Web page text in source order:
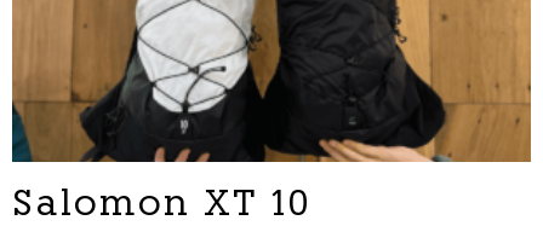
Salomon XT 10